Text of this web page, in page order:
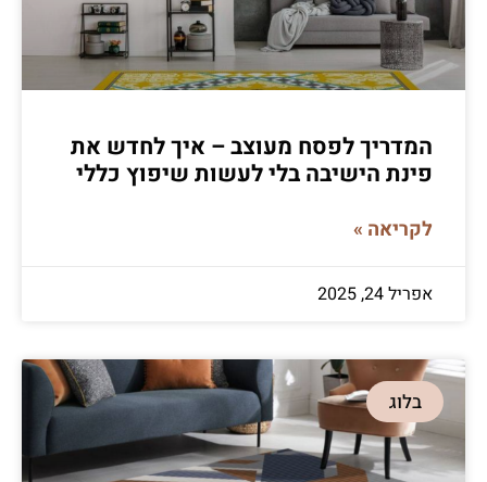
המדריך לפסח מעוצב – איך לחדש את
פינת הישיבה בלי לעשות שיפוץ כללי
לקריאה »
אפריל 24, 2025
בלוג